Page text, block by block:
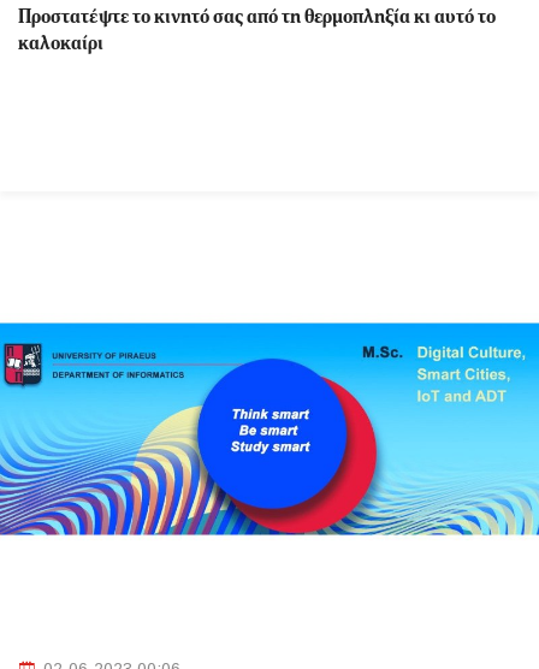
Προστατέψτε το κινητό σας από τη θερμοπληξία κι αυτό το
καλοκαίρι